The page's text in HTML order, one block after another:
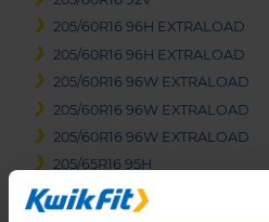
205/60R16 96H EXTRALOAD
205/60R16 96H EXTRALOAD
205/60R16 96W EXTRALOAD
205/60R16 96W EXTRALOAD
205/60R16 96W EXTRALOAD
205/65R16 95H
215/55R16 97Y EXTRALOAD